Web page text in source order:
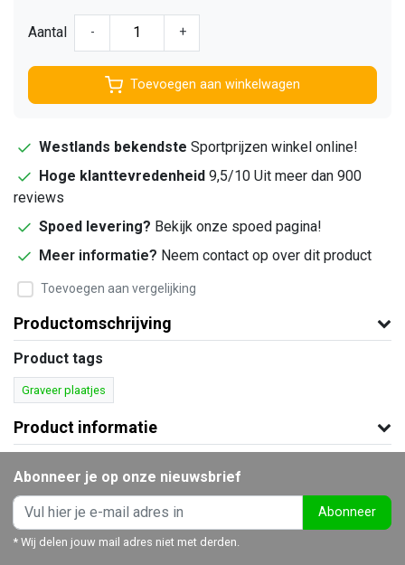
Aantal - +
Toevoegen aan winkelwagen
Westlands bekendste Sportprijzen winkel online!
Hoge klanttevredenheid 9,5/10 Uit meer dan 900
reviews
Spoed levering? Bekijk onze spoed pagina!
Meer informatie? Neem contact op over dit product
Toevoegen aan vergelijking
Productomschrijving
Product tags
Graveer plaatjes
Product informatie
Abonneer je op onze nieuwsbrief
Abonneer
* Wij delen jouw mail adres niet met derden.